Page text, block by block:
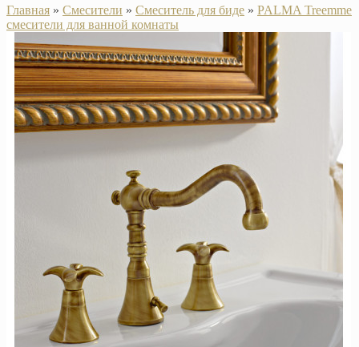
Главная » Смесители » Смеситель для биде » PALMA Treemme
смесители для ванной комнаты